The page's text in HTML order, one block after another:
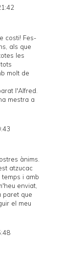
costi! Fes-
als que
les
molt de
l'Alfred.
mestra a
ànims.
atzucac
i amb
enviat,
paret que
el meu